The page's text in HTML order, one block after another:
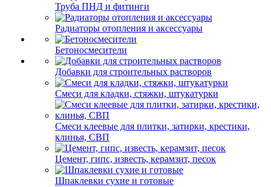
Труба ПНД и фитинги
Радиаторы отопления и аксессуары
Бетоносмесители
Добавки для строительных растворов
Смеси для кладки, стяжки, штукатурки
Смеси клеевые для плитки, затирки, крестики,
клинья, СВП
Цемент, гипс, известь, керамзит, песок
Шпаклевки сухие и готовые